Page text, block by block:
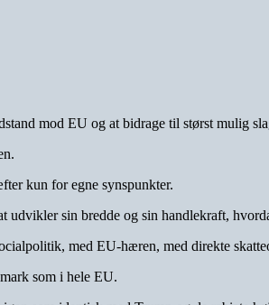
mod EU og at bidrage til størst mulig
kun for egne synspunkter.
sin bredde og sin handlekraft,
med EU-hæren, med direkte
som i hele EU.